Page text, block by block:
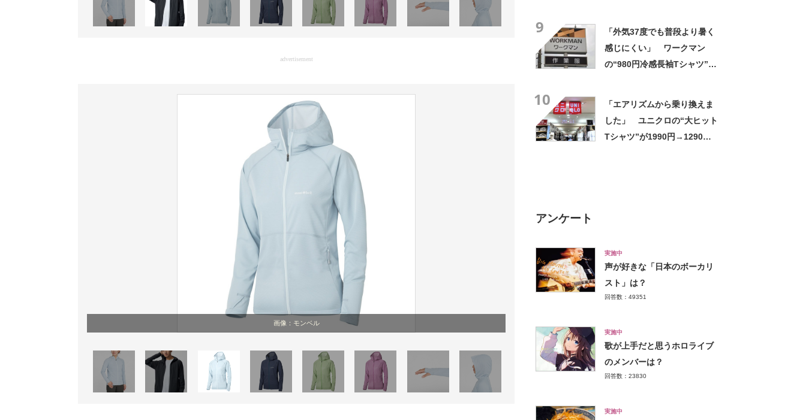
advertisement
画像：モンベル
9
「外気37度でも普段より暑く
感じにくい」 ワークマン
の“980円冷感長袖Tシャツ”
10
「エアリズムから乗り換えま
した」 ユニクロの“大ヒット
Tシャツ”が1990円→1290円
アンケート
実施中
声が好きな「日本のボーカリ
スト」は？
回答数：49351
実施中
歌が上手だと思うホロライブ
のメンバーは？
回答数：23830
実施中